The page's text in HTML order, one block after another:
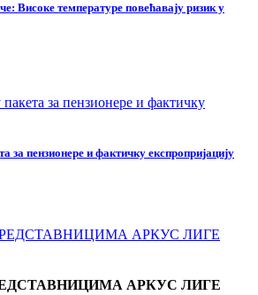
Високе температуре повећавају ризик у
за пензионере и фактичку експропријацију
АРКУС ЛИГЕ